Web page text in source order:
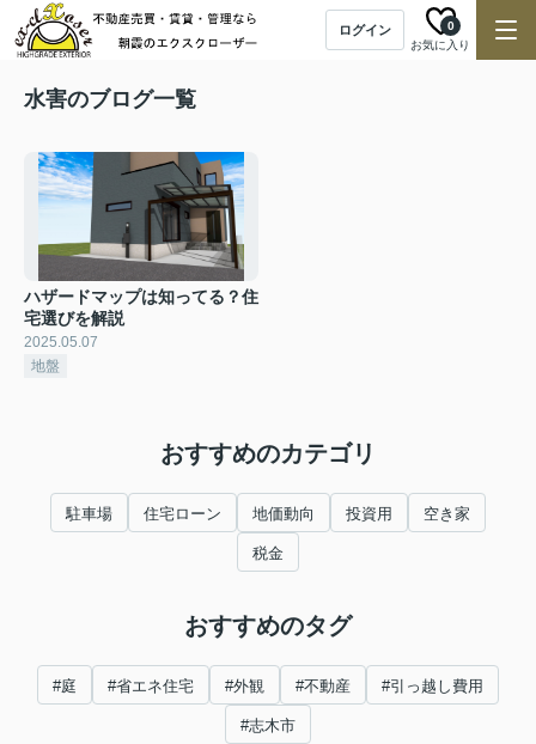
ログイン
お気に入り
0
水害のブログ一覧
ハザードマップは知ってる？住
宅選びを解説
2025.05.07
地盤
おすすめのカテゴリ
駐車場 住宅ローン 地価動向 投資用 空き家
税金
おすすめのタグ
#庭 #省エネ住宅 #外観 #不動産 #引っ越し費用
#志木市